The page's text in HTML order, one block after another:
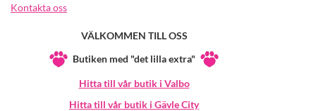
Kontakta oss
VÄLKOMMEN TILL OSS
Butiken med "det lilla extra"
Hitta till vår butik i Valbo
Hitta till vår butik i Gävle City